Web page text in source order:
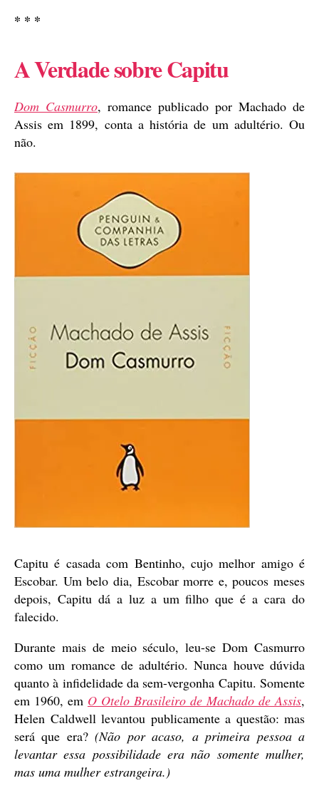
* * *
A Verdade sobre Capitu
Dom Casmurro, romance publicado por Machado de
Assis em 1899, conta a história de um adultério. Ou
não.
Capitu é casada com Bentinho, cujo melhor amigo é
Escobar. Um belo dia, Escobar morre e, poucos meses
depois, Capitu dá a luz a um filho que é a cara do
falecido.
Durante mais de meio século, leu-se Dom Casmurro
como um romance de adultério. Nunca houve dúvida
quanto à infidelidade da sem-vergonha Capitu. Somente
em 1960, em O Otelo Brasileiro de Machado de Assis,
Helen Caldwell levantou publicamente a questão: mas
será que era?(Não por acaso, a primeira pessoa a
levantar essa possibilidade era não somente mulher,
mas uma mulher estrangeira.)